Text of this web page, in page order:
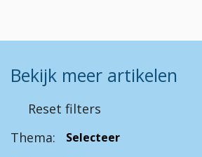
Bekijk meer artikelen
Reset filters
Thema: